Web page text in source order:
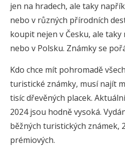
jen na hradech, ale taky
nebo v různých přírodních
koupit nejen v Česku, ale
nebo v Polsku. Známky se
Kdo chce mít pohromadě
turistické známky, musí najít
tisíc dřevěných placek.
2024 jsou hodně vysoká.
běžných turistických známek,
prémiových.